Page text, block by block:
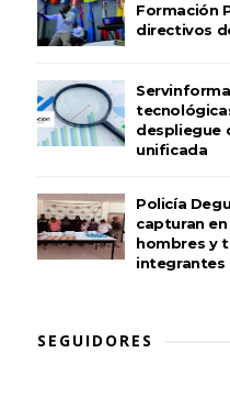
Formación
directivos
despliegue
unificada
Policía
capturan en
hombres y
integrantes
SEGUIDORES